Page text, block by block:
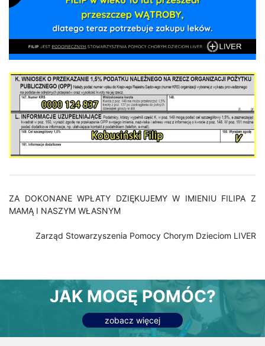
ZA DOKONANE WPŁATY DZIĘKUJEMY W IMIENIU FILIPA Z
MAMĄ I NASZYM WŁASNYM
Zarząd Stowarzyszenia Pomocy Chorym Dzieciom LIVER
JAK MOGĘ POMÓC?
zobacz więcej